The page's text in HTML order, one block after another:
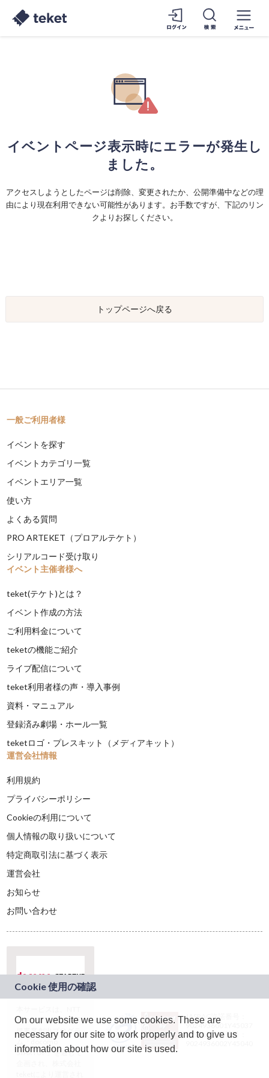
イベントページ表示時にエラーが発生し
ました。
アクセスしようとしたページは削除、変更されたか、公開準備中などの理
由により現在利用できない可能性があります。お手数ですが、下記のリン
クよりお探しください。
トップページへ戻る
一般ご利用者様
イベントを探す
イベントカテゴリ一覧
イベントエリア一覧
使い方
よくある質問
PRO ARTEKET（プロアルテケト）
シリアルコード受け取り
イベント主催者様へ
teket(テケト)とは？
イベント作成の方法
ご利用料金について
teketの機能ご紹介
ライブ配信について
teket利用者様の声・導入事例
資料・マニュアル
登録済み劇場・ホール一覧
teketロゴ・プレスキット（メディアキット）
運営会社情報
利用規約
プライバシーポリシー
Cookieの利用について
個人情報の取り扱いについて
特定商取引法に基づく表示
運営会社
お知らせ
お問い合わせ
ドコモグループの新
規事業創出プログラ
ム「docomo
STARTUP」を通じて
JASRAC許諾番号：
9024936001Y45037
JASRAC許諾番号：
On our website we use some cookies. These are
necessary for our site to work properly and to give us
information about how our site is used.